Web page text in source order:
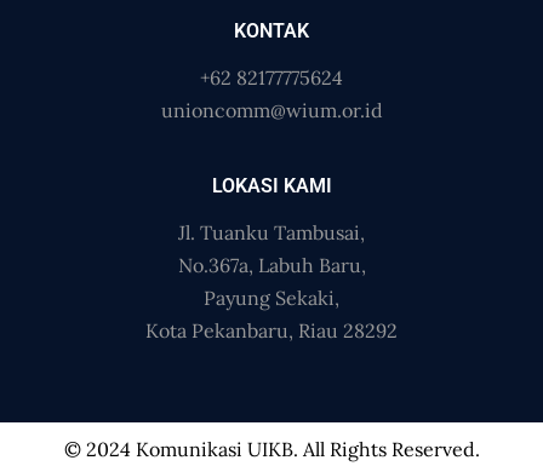
KONTAK
+62 82177775624
unioncomm@wium.or.id
LOKASI KAMI
Jl. Tuanku Tambusai,
No.367a, Labuh Baru,
Payung Sekaki,
Kota Pekanbaru, Riau 28292
© 2024 Komunikasi UIKB. All Rights Reserved.